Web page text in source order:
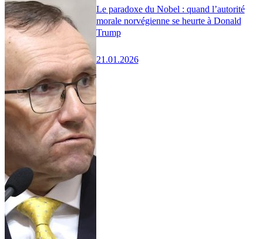
Le paradoxe du Nobel : quand l’autorité
morale norvégienne se heurte à Donald
Trump
21.01.2026